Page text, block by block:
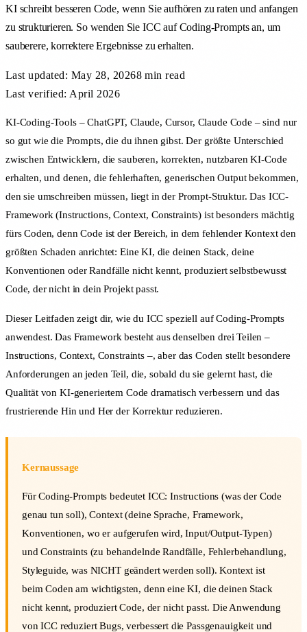
KI schreibt besseren Code, wenn Sie aufhören zu raten und anfangen
zu strukturieren. So wenden Sie ICC auf Coding-Prompts an, um
sauberere, korrektere Ergebnisse zu erhalten.
Last updated: May 28, 20268 min read
Last verified: April 2026
KI-Coding-Tools – ChatGPT, Claude, Cursor, Claude Code – sind nur
so gut wie die Prompts, die du ihnen gibst. Der größte Unterschied
zwischen Entwicklern, die sauberen, korrekten, nutzbaren KI-Code
erhalten, und denen, die fehlerhaften, generischen Output bekommen,
den sie umschreiben müssen, liegt in der Prompt-Struktur. Das ICC-
Framework (Instructions, Context, Constraints) ist besonders mächtig
fürs Coden, denn Code ist der Bereich, in dem fehlender Kontext den
größten Schaden anrichtet: Eine KI, die deinen Stack, deine
Konventionen oder Randfälle nicht kennt, produziert selbstbewusst
Code, der nicht in dein Projekt passt.
Dieser Leitfaden zeigt dir, wie du ICC speziell auf Coding-Prompts
anwendest. Das Framework besteht aus denselben drei Teilen –
Instructions, Context, Constraints –, aber das Coden stellt besondere
Anforderungen an jeden Teil, die, sobald du sie gelernt hast, die
Qualität von KI-generiertem Code dramatisch verbessern und das
frustrierende Hin und Her der Korrektur reduzieren.
Kernaussage
Für Coding-Prompts bedeutet ICC: Instructions (was der Code
genau tun soll), Context (deine Sprache, Framework,
Konventionen, wo er aufgerufen wird, Input/Output-Typen)
und Constraints (zu behandelnde Randfälle, Fehlerbehandlung,
Styleguide, was NICHT geändert werden soll). Kontext ist
beim Coden am wichtigsten, denn eine KI, die deinen Stack
nicht kennt, produziert Code, der nicht passt. Die Anwendung
von ICC reduziert Bugs, verbessert die Passgenauigkeit und